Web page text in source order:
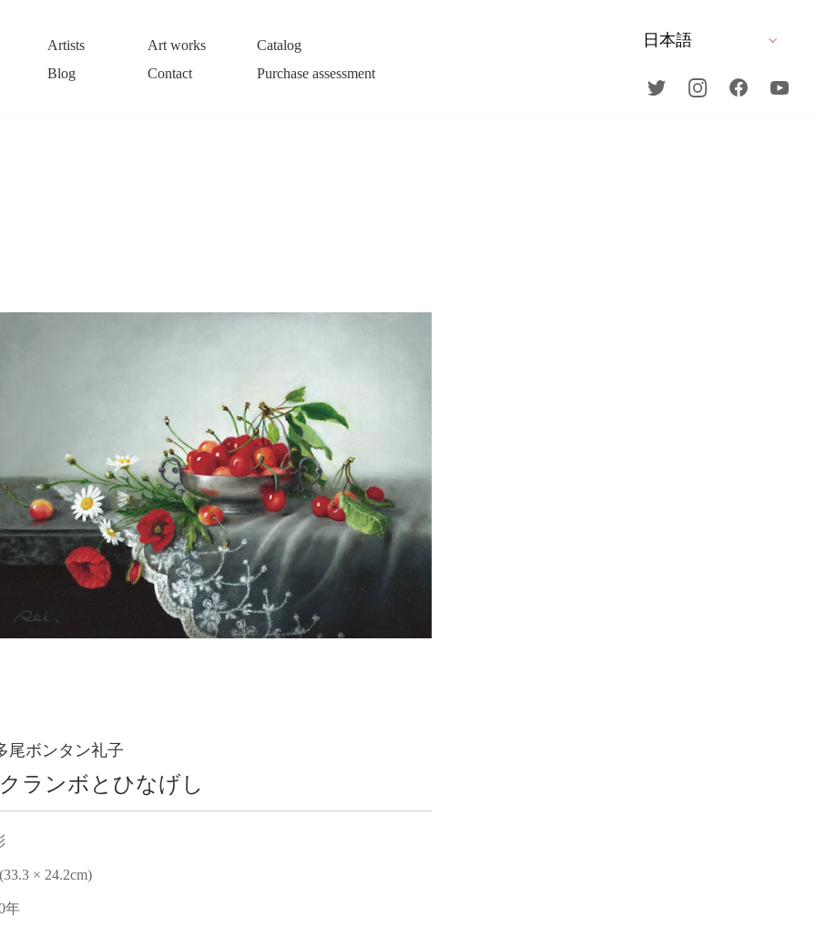
Artists Art works
Catalog
Blog
Contact Purchase assessment
尾ボンタン礼子
ランボとひなげし
× 24.2cm)
年